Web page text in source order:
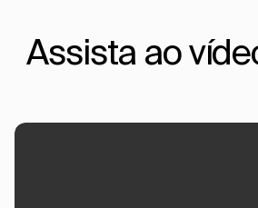
Assista ao